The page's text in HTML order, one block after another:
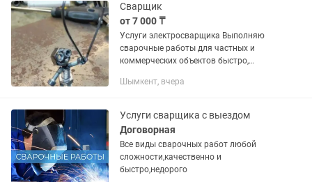
Сварщик
от 7 000 ₸
Услуги электросварщика Выполняю
сварочные работы для частных и
коммерческих объектов быстро,
Сварка металлоконструкций любой
Шымкент, вчера
Услуги сварщика с выездом
Договорная
Все виды сварочных работ любой
сложности,качественно и
быстро,недорого